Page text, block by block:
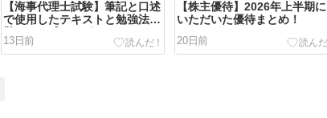
【海事代理士試験】筆記と口述
で使用したテキストと勉強法、
難しいと感じたポイントなどい
ろいろ紹介！
13日前
【株主優待】2026年上半期に
いただいた優待まとめ！
20日前